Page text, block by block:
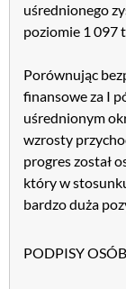
uśrednionego
poziomie 1 097
Porównując
finansowe za I
uśrednionym
wzrosty
progres został
który w
bardzo duża
PODPISY